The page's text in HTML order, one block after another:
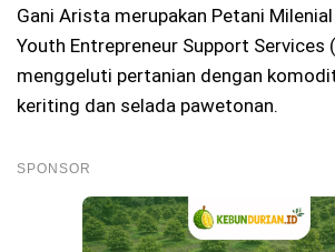
Gani Arista merupakan Petani
Youth Entrepreneur Support Services
menggeluti pertanian dengan
keriting dan selada pawetonan.
SPONSOR